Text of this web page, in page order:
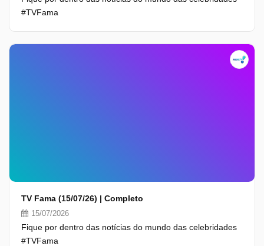
#TVFama
TV Fama (15/07/26) | Completo
15/07/2026
Fique por dentro das notícias do mundo das celebridades
#TVFama